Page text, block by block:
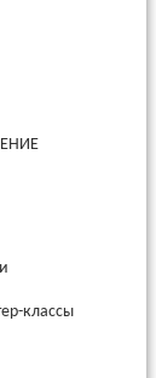
классы